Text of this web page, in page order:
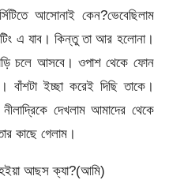
আসোনাই কেন?ভেবেছিলাম
এ যাব। কিন্তু তা আর হলোনা।
চলে আসবে। ওপাশ থেকে ফোন
বাঁশটা ইচ্ছা করেই দিছি তাকে।
দেখলাম আমাদের থেকে
কাছে গেলাম।
আছস ক্যা?(আমি)